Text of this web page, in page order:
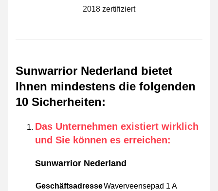
2018 zertifiziert
Sunwarrior Nederland bietet
Ihnen mindestens die folgenden
10 Sicherheiten:
Das Unternehmen existiert wirklich
und Sie können es erreichen:
Sunwarrior Nederland
GeschäftsadresseWaverveensepad 1 A